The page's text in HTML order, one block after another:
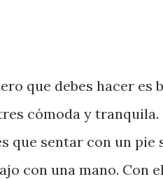
que debes hacer es
cómoda y tranquila.
que sentar con un
con una mano. Con